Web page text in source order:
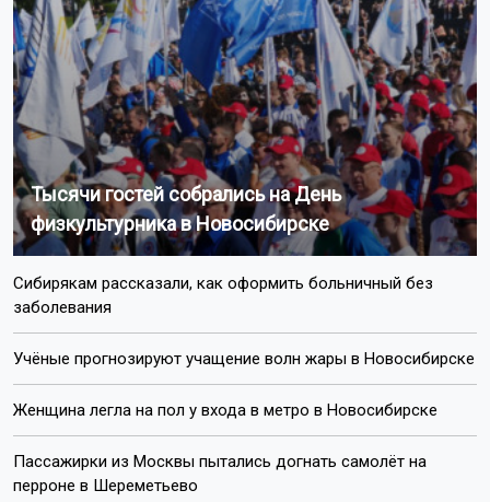
Тысячи гостей собрались на День
физкультурника в Новосибирске
Сибирякам рассказали, как оформить больничный без
заболевания
Учёные прогнозируют учащение волн жары в Новосибирске
Женщина легла на пол у входа в метро в Новосибирске
Пассажирки из Москвы пытались догнать самолёт на
перроне в Шереметьево